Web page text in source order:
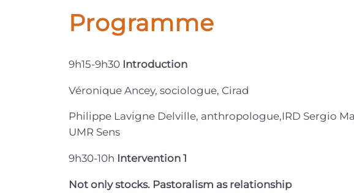
Programme
9h15-9h30 Introduction
Véronique Ancey, sociologue, Cirad
Philippe Lavigne Delville, anthropologue,IRD Sergio
UMR Sens
9h30-10h Intervention 1
Not only stocks. Pastoralism as relationship